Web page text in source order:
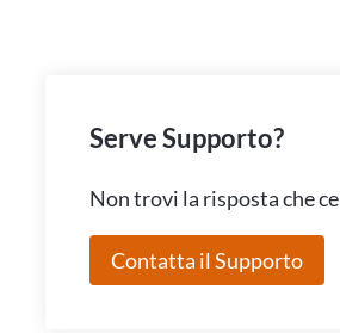
Serve Supporto?
Non trovi la risposta che
Contatta il Supporto